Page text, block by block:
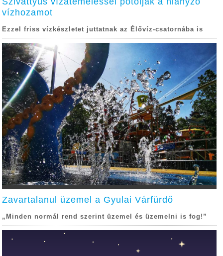
vízhozamot
Ezzel friss vízkészletet juttatnak az Élővíz-csatornába is
Zavartalanul üzemel a Gyulai Várfürdő
„Minden normál rend szerint üzemel és üzemelni is fog!”